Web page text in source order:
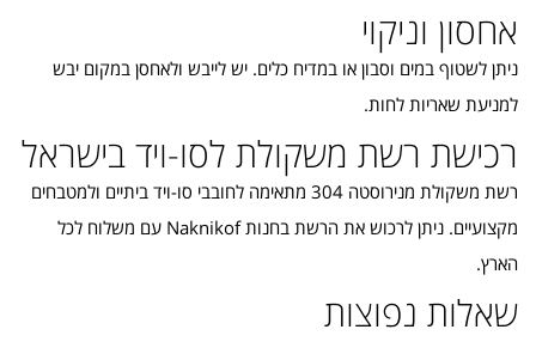
אחסון וניקוי
ניתן לשטוף במים וסבון או במדיח כלים. יש לייבש ולאחסן במקום יבש
למניעת שאריות לחות.
רכישת רשת משקולת לסו-ויד בישראל
רשת משקולת מנירוסטה 304 מתאימה לחובבי סו-ויד ביתיים ולמטבחים
מקצועיים. ניתן לרכוש את הרשת בחנות Naknikof עם משלוח לכל
הארץ.
שאלות נפוצות